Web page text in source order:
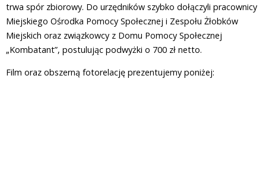
trwa spór zbiorowy. Do urzędników szybko dołączyli pracownicy
Miejskiego Ośrodka Pomocy Społecznej i Zespołu Żłobków
Miejskich oraz związkowcy z Domu Pomocy Społecznej
„Kombatant”, postulując podwyżki o 700 zł netto.
Film oraz obszerną fotorelację prezentujemy poniżej: